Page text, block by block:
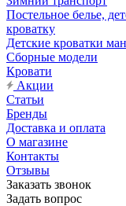
Постельное белье,
кроватку
Детские кроватки
Сборные модели
Кровати
Акции
Статьи
Бренды
Доставка и оплата
О магазине
Контакты
Отзывы
Заказать звонок
Задать вопрос